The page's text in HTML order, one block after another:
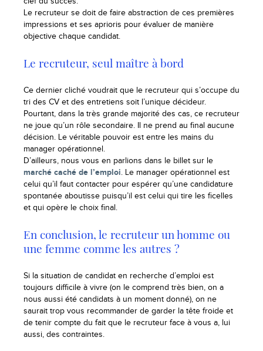
Le recruteur se doit de faire abstraction de ces premières
impressions et ses aprioris pour évaluer de manière
objective chaque candidat.
Le recruteur, seul maître à bord
Ce dernier cliché voudrait que le recruteur qui s’occupe du
tri des CV et des entretiens soit l’unique décideur.
Pourtant, dans la très grande majorité des cas, ce recruteur
ne joue qu’un rôle secondaire. Il ne prend au final aucune
décision. Le véritable pouvoir est entre les mains du
manager opérationnel.
D’ailleurs, nous vous en parlions dans le billet sur le
marché caché de l’emploi. Le manager opérationnel est
celui qu’il faut contacter pour espérer qu’une candidature
spontanée aboutisse puisqu’il est celui qui tire les ficelles
et qui opère le choix final.
En conclusion, le recruteur un homme ou
une femme comme les autres ?
Si la situation de candidat en recherche d’emploi est
toujours difficile à vivre (on le comprend très bien, on a
nous aussi été candidats à un moment donné), on ne
saurait trop vous recommander de garder la tête froide et
de tenir compte du fait que le recruteur face à vous a, lui
aussi, des contraintes.